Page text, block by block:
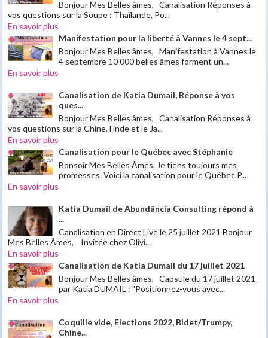
Bonjour Mes Belles âmes, Canalisation Réponses à
vos questions sur la Soupe : Thaïlande, Po...
En savoir plus
Manifestation pour la liberté à Vannes le 4 sept...
Bonjour Mes Belles âmes, Manifestation à Vannes le
4 septembre 10 000 belles âmes forment un...
En savoir plus
Canalisation de Katia Dumail, Réponse à vos
ques...
Bonjour Mes Belles âmes, Canalisation Réponses à
vos questions sur la Chine, l'inde et le Ja...
En savoir plus
Canalisation pour le Québec avec Stéphanie
Bonsoir Mes Belles Âmes, Je tiens toujours mes
promesses. Voici la canalisation pour le Québec.P...
En savoir plus
Katia Dumail de Abundância Consulting répond à
...
Canalisation en Direct Live le 25 juillet 2021 Bonjour
Mes Belles Âmes, Invitée chez Olivi...
En savoir plus
Canalisation de Katia Dumail du 17 juillet 2021
Bonjour Mes Belles âmes, Capsule du 17 juillet 2021
par Katia DUMAIL : "Positionnez-vous avec...
En savoir plus
Coquille vide, Elections 2022, Bidet/Trumpy,
Chine...